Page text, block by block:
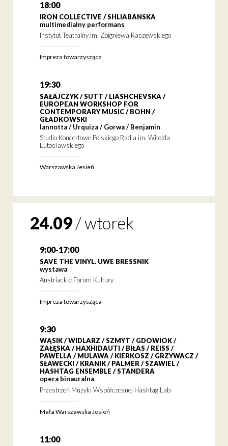
18:00
IRON COLLECTIVE / SHLIABANSKA
multimedialny performans
Instytut Teatralny im. Zbigniewa Raszewskiego
Impreza towarzysząca
19:30
SAŁAJCZYK / SUTT / LIASHCHEVSKA /
EUROPEAN WORKSHOP FOR
CONTEMPORARY MUSIC / BOHN /
GŁADKOWSKI
Iannotta / Urquiza / Gorwa / Benjamin
Studio Koncertowe Polskiego Radia im. Witolda
Lutosławskiego
Warszawska Jesień
24.09/wtorek
9:00-17:00
SAVE THE VINYL. UWE BRESSNIK
wystawa
Austriackie Forum Kultury
Impreza towarzysząca
9:30
WĄSIK / WIDLARZ / SZMYT / GDOWIOK /
ZAŁĘSKA / HAXHIDAUTI / BIŁAS / REISS /
PAWELLA / MULAWA / KIERKOSZ / GRZYWACZ /
SŁAWECKI / KRANIK / PALMER / SZAWIEL /
HASHTAG ENSEMBLE / STANDERA
opera binauralna
Przestrzeń Muzyki Współczesnej Hashtag Lab
Mała Warszawska Jesień
11:00